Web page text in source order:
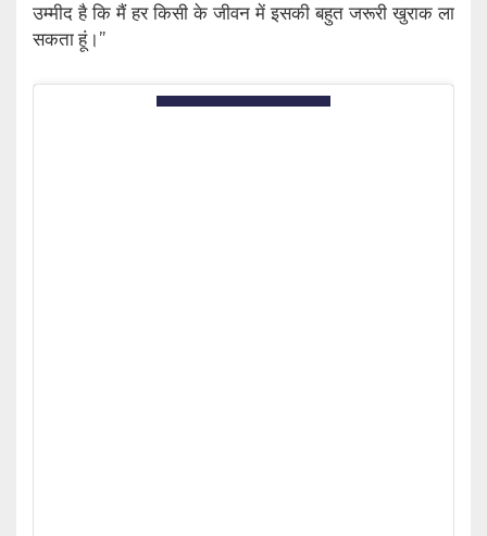
उम्मीद है कि मैं हर किसी के जीवन में इसकी बहुत जरूरी खुराक ला
सकता हूं।”